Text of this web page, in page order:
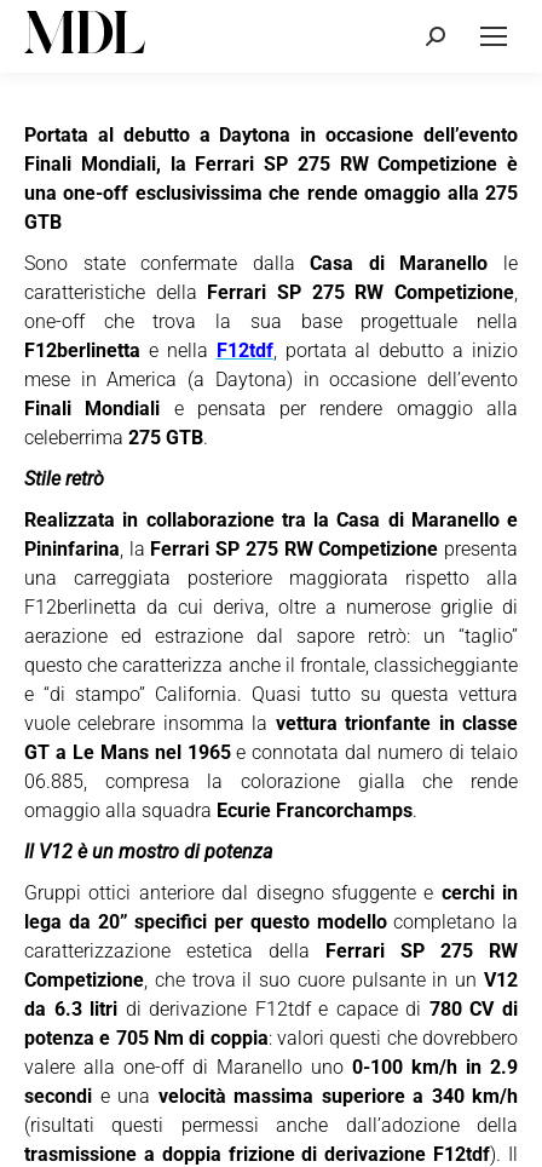
Cerca:
Portata al debutto a Daytona in occasione dell’evento
Finali Mondiali, la Ferrari SP 275 RW Competizione è
una one-off esclusivissima che rende omaggio alla 275
GTB
Sono state confermate dallaCasa di Maranello le
caratteristiche della Ferrari SP 275 RW Competizione,
one-off che trova la sua base progettuale nella
F12berlinetta e nella F12tdf, portata al debutto a inizio
mese in America (a Daytona) in occasione dell’evento
Finali Mondiali e pensata per rendere omaggio alla
celeberrima 275 GTB.
Stile retrò
Realizzata in collaborazione tra la Casa di Maranello e
Pininfarina, la Ferrari SP 275 RW Competizione presenta
una carreggiata posteriore maggiorata rispetto alla
F12berlinetta da cui deriva, oltre a numerose griglie di
aerazione ed estrazione dal sapore retrò: un “taglio”
questo che caratterizza anche il frontale, classicheggiante
e “di stampo” California. Quasi tutto su questa vettura
vuole celebrare insomma la vettura trionfante in classe
GT a Le Mans nel 1965e connotata dal numero di telaio
06.885, compresa la colorazione gialla che rende
omaggio alla squadra Ecurie Francorchamps.
Il V12 è un mostro di potenza
Gruppi ottici anteriore dal disegno sfuggente e cerchi in
lega da 20” specifici per questo modellocompletano la
caratterizzazione estetica della Ferrari SP 275 RW
Competizione, che trova il suo cuore pulsante in un V12
da 6.3 litri di derivazione F12tdf e capace di 780 CV di
potenza e 705 Nm di coppia: valori questi che dovrebbero
valere alla one-off di Maranello uno 0-100 km/h in 2.9
secondi e una velocità massima superiore a 340 km/h
(risultati questi permessi anche dall’adozione della
trasmissione a doppia frizione di derivazione F12tdf). Il